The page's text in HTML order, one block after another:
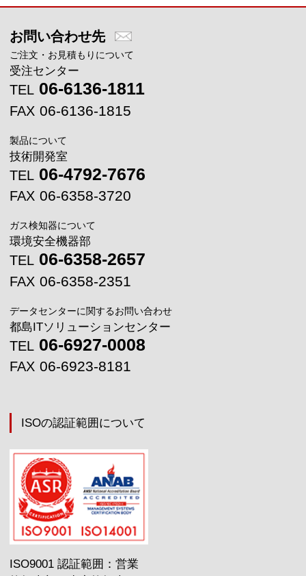
お問い合わせ先
ご注文・お見積もりについて
受注センター
TEL 06-6136-1811
FAX 06-6136-1815
製品について
技術開発室
TEL 06-4792-7676
FAX 06-6358-3720
ガス検知器について
環境安全機器部
TEL 06-6358-2657
FAX 06-6358-2351
データセンターに関するお問い合わせ
都島ITソリューションセンター
TEL 06-6927-0008
FAX 06-6923-8181
ISOの認証範囲について
ISO9001 認証範囲：営業